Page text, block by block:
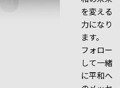
を変える
力になり
ます。
フォロー
して一緒
に平和へ